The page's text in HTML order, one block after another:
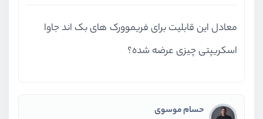
معادل این قابلیت برای فریموورک های بک اند جاوا
اسکریپتی چیزی عرضه شده؟
حسام موسوی